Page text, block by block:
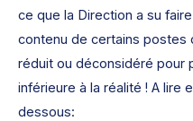
ce que la Direction a su
contenu de certains postes
réduit ou déconsidéré pour
inférieure à la réalité ! A lire
dessous: